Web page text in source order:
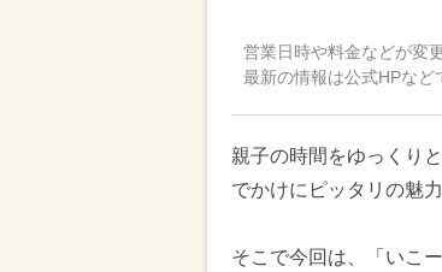
営業日時や料金などが変
最新の情報は公式HPなど
親子の時間をゆっくり
でかけにピッタリの魅
そこで今回は、「いこ